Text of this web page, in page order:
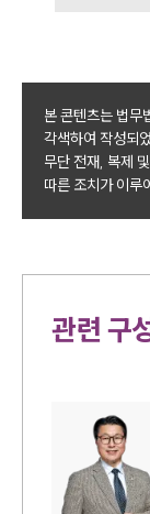
본 콘텐츠는 법무
각색하여 작성되
무단 전재, 복제
따른 조치가 이루
관련 구